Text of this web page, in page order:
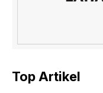
Top Artikel